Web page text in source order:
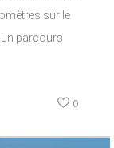
sur le
un parcours
0